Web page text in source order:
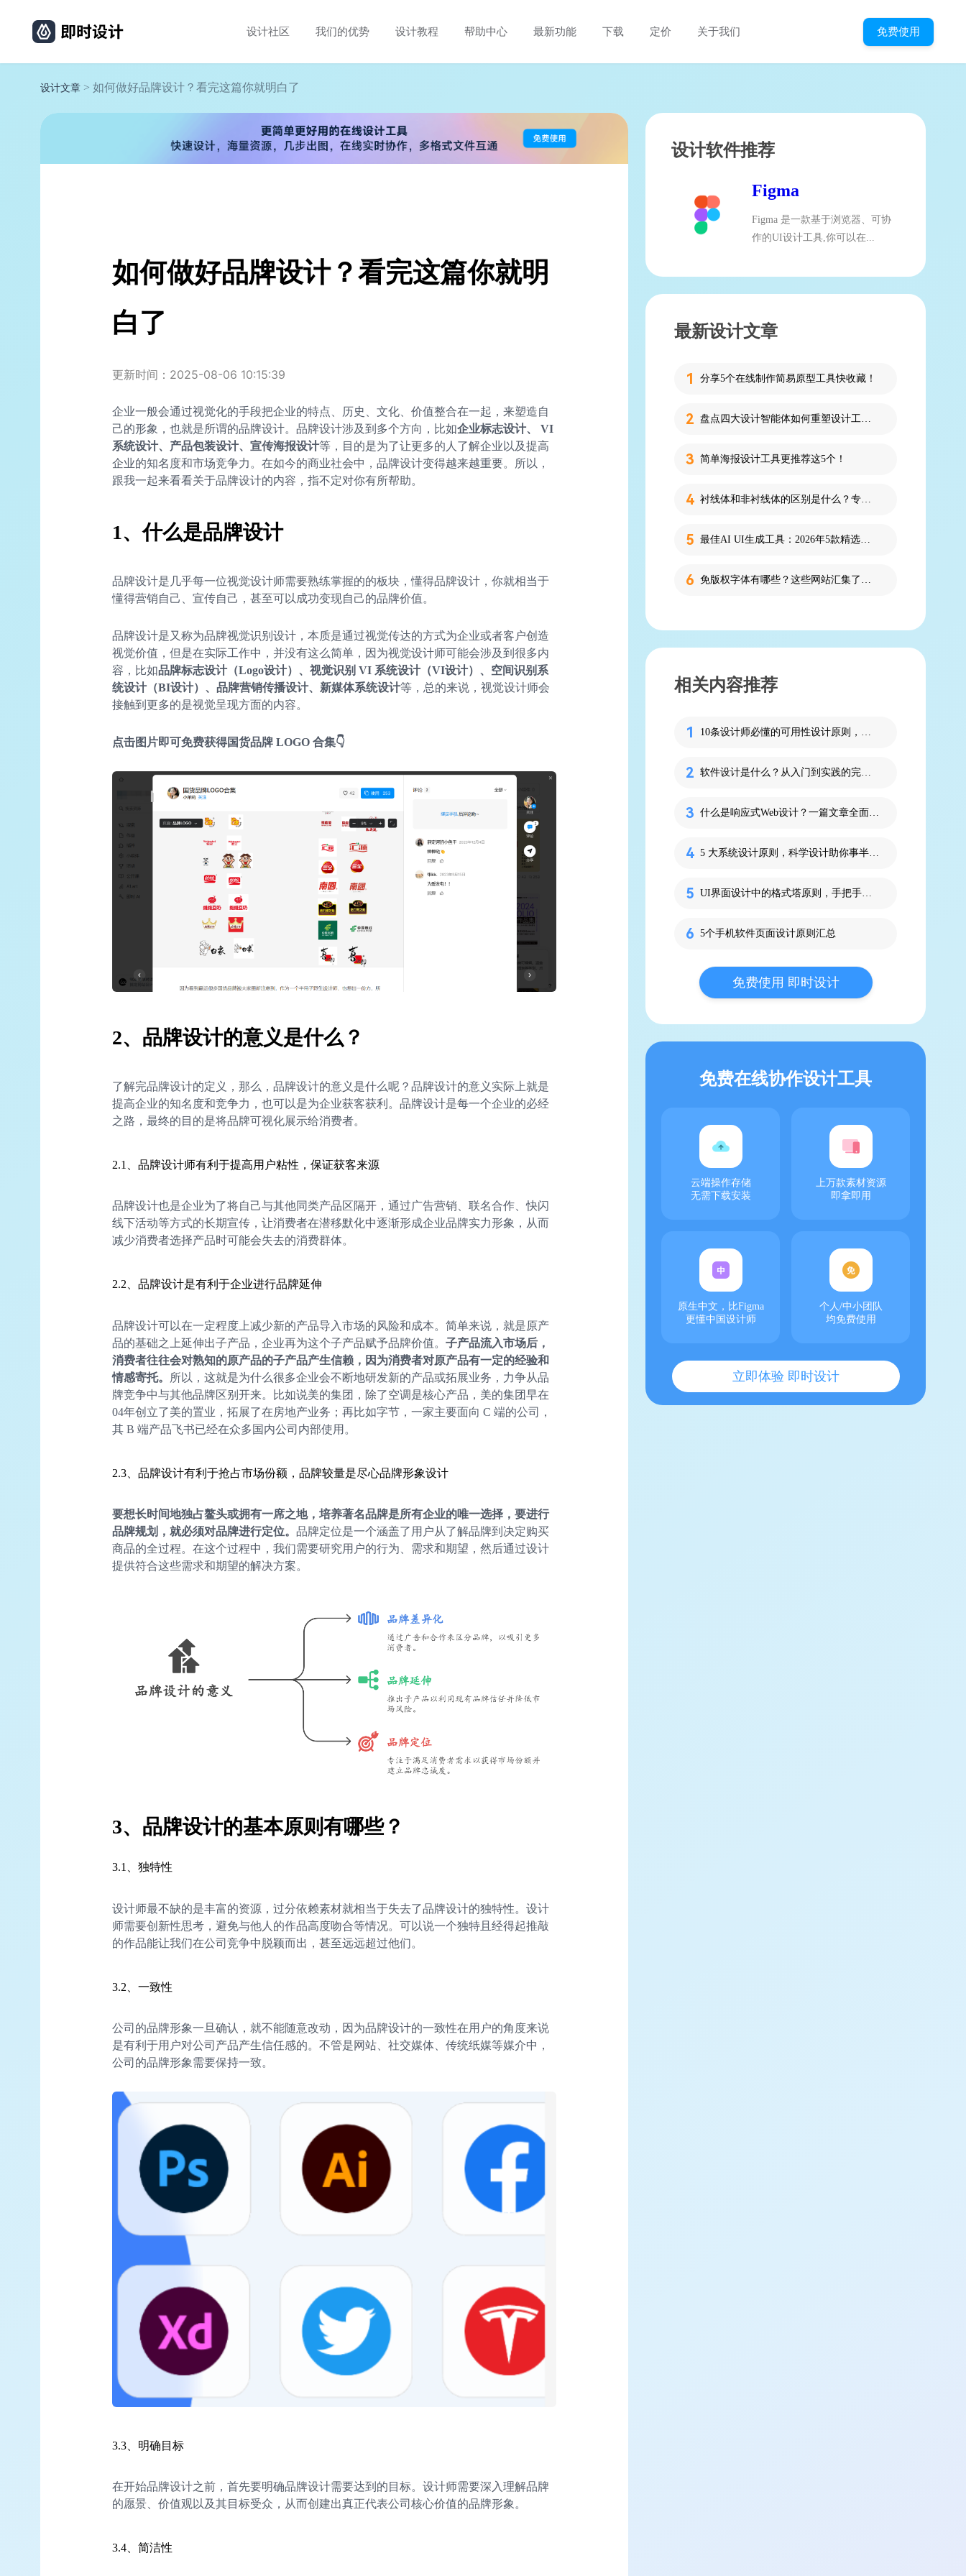
设计社区 我们的优势 设计教程 帮助中心 最新功能 下载 定价 关于我们 免费使用
设计文章 > 如何做好品牌设计？看完这篇你就明白了
如何做好品牌设计？看完这篇你就明
白了
更新时间：2025-08-06 10:15:39
企业一般会通过视觉化的手段把企业的特点、历史、文化、价值整合在一起，来塑造自
己的形象，也就是所谓的品牌设计。品牌设计涉及到多个方向，比如企业标志设计、 VI
系统设计、产品包装设计、宣传海报设计等，目的是为了让更多的人了解企业以及提高
企业的知名度和市场竞争力。在如今的商业社会中，品牌设计变得越来越重要。所以，
跟我一起来看看关于品牌设计的内容，指不定对你有所帮助。
1、什么是品牌设计
品牌设计是几乎每一位视觉设计师需要熟练掌握的的板块，懂得品牌设计，你就相当于
懂得营销自己、宣传自己，甚至可以成功变现自己的品牌价值。
品牌设计是又称为品牌视觉识别设计，本质是通过视觉传达的方式为企业或者客户创造
视觉价值，但是在实际工作中，并没有这么简单，因为视觉设计师可能会涉及到很多内
容，比如品牌标志设计（Logo设计）、视觉识别 VI 系统设计（VI设计）、空间识别系
统设计（BI设计）、品牌营销传播设计、新媒体系统设计等，总的来说，视觉设计师会
接触到更多的是视觉呈现方面的内容。
点击图片即可免费获得国货品牌 LOGO 合集👇
2、品牌设计的意义是什么？
了解完品牌设计的定义，那么，品牌设计的意义是什么呢？品牌设计的意义实际上就是
提高企业的知名度和竞争力，也可以是为企业获客获利。品牌设计是每一个企业的必经
之路，最终的目的是将品牌可视化展示给消费者。
2.1、品牌设计师有利于提高用户粘性，保证获客来源
品牌设计也是企业为了将自己与其他同类产品区隔开，通过广告营销、联名合作、快闪
线下活动等方式的长期宣传，让消费者在潜移默化中逐渐形成企业品牌实力形象，从而
减少消费者选择产品时可能会失去的消费群体。
2.2、品牌设计是有利于企业进行品牌延伸
品牌设计可以在一定程度上减少新的产品导入市场的风险和成本。简单来说，就是原产
品的基础之上延伸出子产品，企业再为这个子产品赋予品牌价值。 子产品流入市场后，
消费者往往会对熟知的原产品的子产品产生信赖，因为消费者对原产品有一定的经验和
情感寄托。
所以，这就是为什么很多企业会不断地研发新的产品或拓展业务，力争从品
牌竞争中与其他品牌区别开来。比如说美的集团，除了空调是核心产品，美的集团早在
04年创立了美的置业，拓展了在房地产业务；再比如字节，一家主要面向 C 端的公司，
其 B 端产品飞书已经在众多国内公司内部使用。
2.3、品牌设计有利于抢占市场份额，品牌较量是尽心品牌形象设计
要想长时间地独占鳌头或拥有一席之地，培养著名品牌是所有企业的唯一选择，要进行
品牌规划，就必须对品牌进行定位。 品牌定位是一个涵盖了用户从了解品牌到决定购买
商品的全过程。在这个过程中，我们需要研究用户的行为、需求和期望，然后通过设计
提供符合这些需求和期望的解决方案。
3、品牌设计的基本原则有哪些？
3.1、独特性
设计师最不缺的是丰富的资源，过分依赖素材就相当于失去了品牌设计的独特性。设计
师需要创新性思考，避免与他人的作品高度吻合等情况。可以说一个独特且经得起推敲
的作品能让我们在公司竞争中脱颖而出，甚至远远超过他们。
3.2、一致性
公司的品牌形象一旦确认，就不能随意改动，因为品牌设计的一致性在用户的角度来说
是有利于用户对公司产品产生信任感的。不管是网站、社交媒体、传统纸媒等媒介中，
公司的品牌形象需要保持一致。
3.3、明确目标
在开始品牌设计之前，首先要明确品牌设计需要达到的目标。设计师需要深入理解品牌
的愿景、价值观以及其目标受众，从而创建出真正代表公司核心价值的品牌形象。
3.4、简洁性
设计软件推荐
Figma
Figma 是一款基于浏览器、可协
作的UI设计工具,你可以在...
最新设计文章
分享5个在线制作简易原型工具快收藏！
盘点四大设计智能体如何重塑设计工作流
简单海报设计工具更推荐这5个！
衬线体和非衬线体的区别是什么？专为设计新人解答！
最佳AI UI生成工具：2026年5款精选，新手零代码快速制作界面
免版权字体有哪些？这些网站汇集了近百款免版权字体！
相关内容推荐
10条设计师必懂的可用性设计原则，打造更好用户体验
软件设计是什么？从入门到实践的完整指南
什么是响应式Web设计？一篇文章全面搞定
5 大系统设计原则，科学设计助你事半功倍！
UI界面设计中的格式塔原则，手把手教你应用
5个手机软件页面设计原则汇总
免费使用 即时设计
免费在线协作设计工具
云端操作存储
无需下载安装
上万款素材资源
即拿即用
原生中文，比Figma
更懂中国设计师
个人/中小团队
均免费使用
立即体验 即时设计